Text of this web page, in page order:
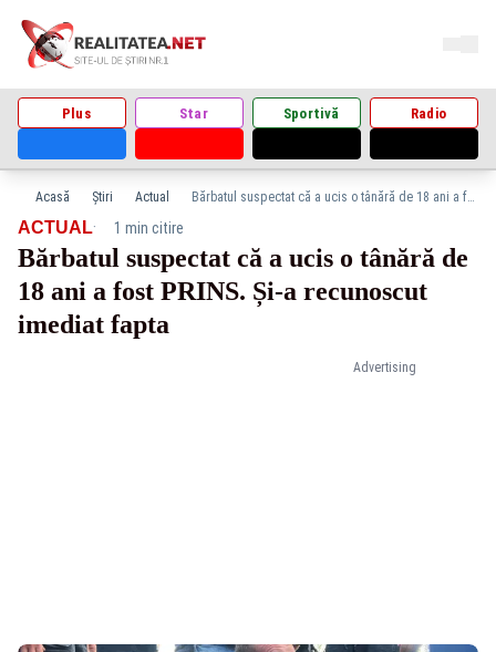
Plus Star Sportivă Radio
Acasă Știri Actual Bărbatul suspectat că a ucis o tânără de 18 ani a fost PRINS. Și-a recunoscut imediat fapta
Advertising
ACTUAL· 1 min citire
Bărbatul suspectat că a ucis o tânără de
18 ani a fost PRINS. Și-a recunoscut
imediat fapta